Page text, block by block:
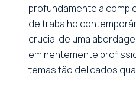
profundamente a
de trabalho
crucial de uma
eminentemente
temas tão delicados